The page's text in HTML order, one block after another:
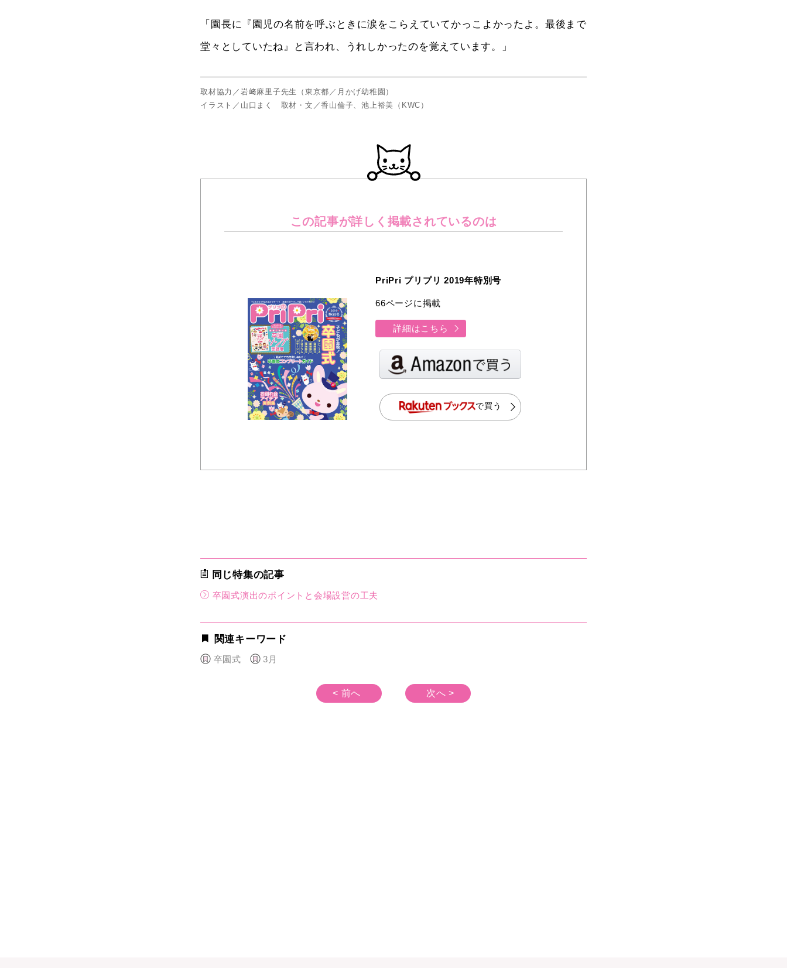
「園長に『園児の名前を呼ぶときに涙をこらえていてかっこよかったよ。最後まで
堂々としていたね』と言われ、うれしかったのを覚えています。」
取材協力／岩﨑麻里子先生（東京都／月かげ幼稚園）
イラスト／山口まく 取材・文／香山倫子、池上裕美（KWC）
この記事が詳しく 掲載されているのは
PriPri プリプリ 2019年特別号
66ページに掲載
詳細はこちら
で買う
同じ特集の記事
卒園式演出のポイントと会場設営の工夫
関連キーワード
卒園式 3月
< 前へ 次へ >